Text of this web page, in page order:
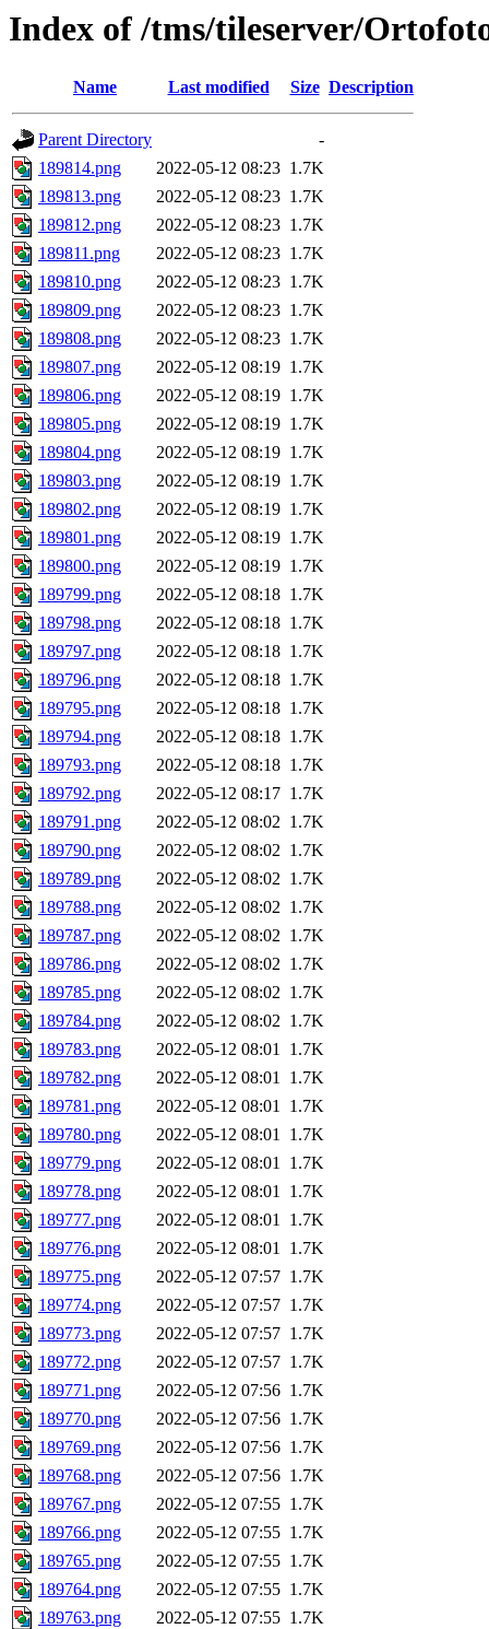
Index of /tms/tileserver/
Name Last modified Size Description
Parent Directory
-
189814.png
2022-05-12 08:23 1.7K
189813.png
2022-05-12 08:23 1.7K
189812.png
2022-05-12 08:23 1.7K
189811.png
2022-05-12 08:23 1.7K
189810.png
2022-05-12 08:23 1.7K
189809.png
2022-05-12 08:23 1.7K
189808.png
2022-05-12 08:23 1.7K
189807.png
2022-05-12 08:19 1.7K
189806.png
2022-05-12 08:19 1.7K
189805.png
2022-05-12 08:19 1.7K
189804.png
2022-05-12 08:19 1.7K
189803.png
2022-05-12 08:19 1.7K
189802.png
2022-05-12 08:19 1.7K
189801.png
2022-05-12 08:19 1.7K
189800.png
2022-05-12 08:19 1.7K
189799.png
2022-05-12 08:18 1.7K
189798.png
2022-05-12 08:18 1.7K
189797.png
2022-05-12 08:18 1.7K
189796.png
2022-05-12 08:18 1.7K
189795.png
2022-05-12 08:18 1.7K
189794.png
2022-05-12 08:18 1.7K
189793.png
2022-05-12 08:18 1.7K
189792.png
2022-05-12 08:17 1.7K
189791.png
2022-05-12 08:02 1.7K
189790.png
2022-05-12 08:02 1.7K
189789.png
2022-05-12 08:02 1.7K
189788.png
2022-05-12 08:02 1.7K
189787.png
2022-05-12 08:02 1.7K
189786.png
2022-05-12 08:02 1.7K
189785.png
2022-05-12 08:02 1.7K
189784.png
2022-05-12 08:02 1.7K
189783.png
2022-05-12 08:01 1.7K
189782.png
2022-05-12 08:01 1.7K
189781.png
2022-05-12 08:01 1.7K
189780.png
2022-05-12 08:01 1.7K
189779.png
2022-05-12 08:01 1.7K
189778.png
2022-05-12 08:01 1.7K
189777.png
2022-05-12 08:01 1.7K
189776.png
2022-05-12 08:01 1.7K
189775.png
2022-05-12 07:57 1.7K
189774.png
2022-05-12 07:57 1.7K
189773.png
2022-05-12 07:57 1.7K
189772.png
2022-05-12 07:57 1.7K
189771.png
2022-05-12 07:56 1.7K
189770.png
2022-05-12 07:56 1.7K
189769.png
2022-05-12 07:56 1.7K
189768.png
2022-05-12 07:56 1.7K
189767.png
2022-05-12 07:55 1.7K
189766.png
2022-05-12 07:55 1.7K
189765.png
2022-05-12 07:55 1.7K
189764.png
2022-05-12 07:55 1.7K
189763.png
2022-05-12 07:55 1.7K